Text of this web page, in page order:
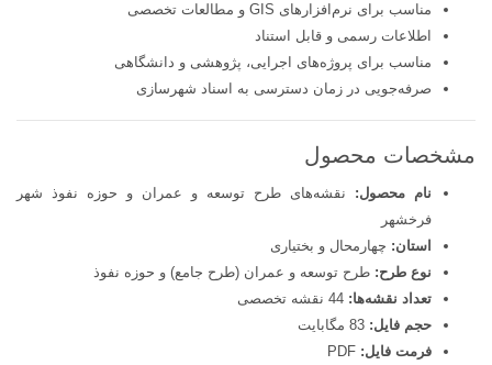
مناسب برای نرم‌افزارهای GIS و مطالعات تخصصی
اطلاعات رسمی و قابل استناد
مناسب برای پروژه‌های اجرایی، پژوهشی و دانشگاهی
صرفه‌جویی در زمان دسترسی به اسناد شهرسازی
مشخصات محصول
نام محصول: نقشه‌های طرح توسعه و عمران و حوزه نفوذ شهر
فرخشهر
استان: چهارمحال و بختیاری
نوع طرح: طرح توسعه و عمران (طرح جامع) و حوزه نفوذ
تعداد نقشه‌ها:
حجم فایل:
فرمت فایل: